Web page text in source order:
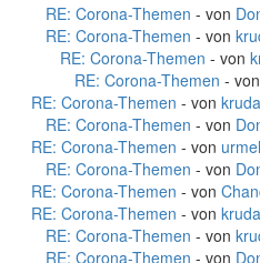
RE: Corona-Themen - von
RE: Corona-Themen - von
RE: Corona-Themen - von
RE: Corona-Themen - von
RE: Corona-Themen - von
RE: Corona-Themen - von
RE: Corona-Themen - von
RE: Corona-Themen - von
RE: Corona-Themen - von
RE: Corona-Themen - von
RE: Corona-Themen - von
RE: Corona-Themen - von